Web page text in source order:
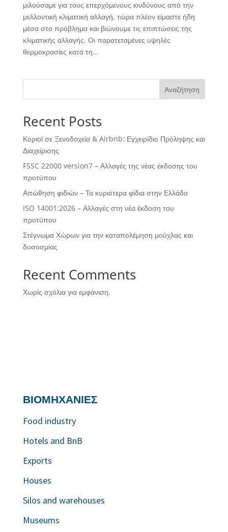
μιλούσαμε για τους επερχόμενους κινδύνους από την
μελλοντική κλιματική αλλαγή, τώρα πλέον είμαστε ήδη
μέσα στο πρόβλημα και βιώνουμε τις επιπτώσεις της
κλιματικής αλλαγής. Οι παρατεταμένες υψηλές
θερμοκρασίες κατά τη...
Αναζήτηση
Recent Posts
Κοριοί σε Ξενοδοχεία & Airbnb: Εγχειρίδιο Πρόληψης και
Διαχείρισης
FSSC 22000 version7 – Αλλαγές της νέας έκδοσης του
προτύπου
Απώθηση φιδιών – Τα κυριότερα φίδια στην Ελλάδα
ISO 14001:2026 – Αλλαγές στη νέα έκδοση του
προτύπου
Στέγνωμα Χώρων για την καταπολέμηση μούχλας και
δυσοσμίας
Recent Comments
Χωρίς σχόλια για εμφάνιση.
ΒΙΟΜΗΧΑΝΙΕΣ
Food industry
Hotels and BnB
Exports
Houses
Silos and warehouses
Museums